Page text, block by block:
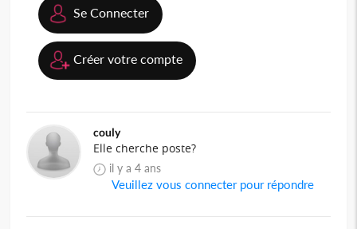
Se Connecter
Créer votre compte
couly
Elle cherche poste?
il y a 4 ans
Veuillez vous connecter pour répondre